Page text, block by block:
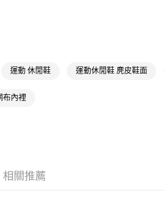
運動 休閒鞋 運動休閒鞋 麂皮鞋面
布內裡
相關推薦